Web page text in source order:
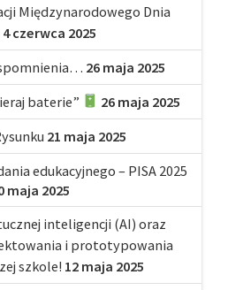
Międzynarodowego Dnia
4 czerwca 2025
26 maja 2025
baterie”
26 maja 2025
21 maja 2025
edukacyjnego – PISA 2025
maja 2025
inteligencji (AI) oraz
i prototypowania
szkole! 12 maja 2025